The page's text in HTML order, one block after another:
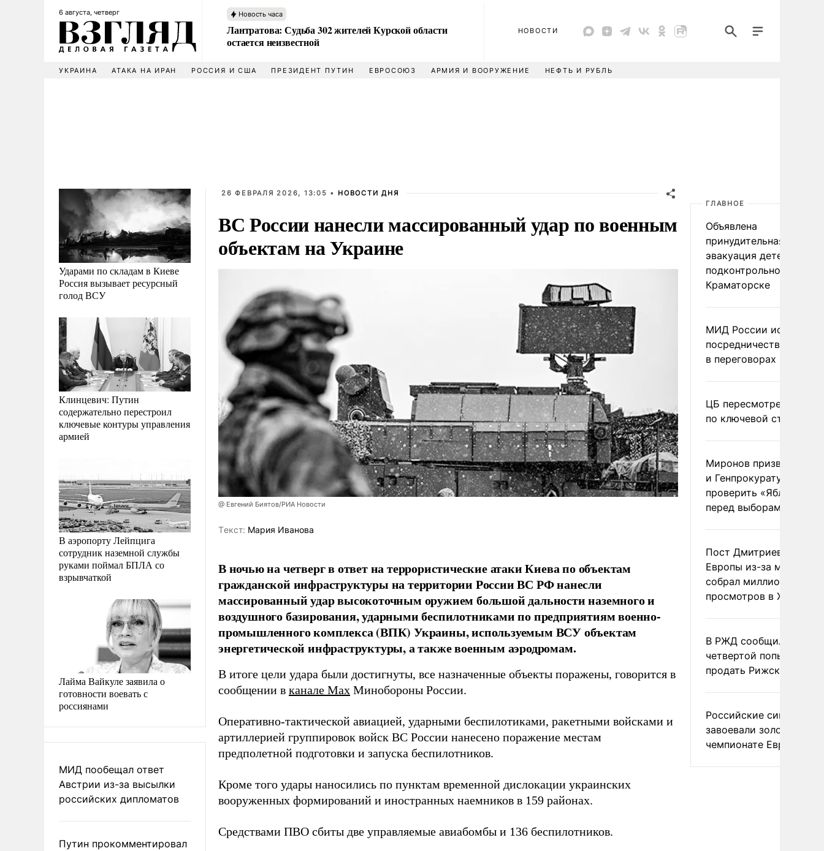
6 августа, четверг Новость часа
Лантратова: Судьба 302 жителей Курской области
остается неизвестной
НОВОСТИ
УКРАИНА АТАКА НА ИРАН РОССИЯ И США ПРЕЗИДЕНТ ПУТИН ЕВРОСОЮЗ АРМИЯ И ВООРУЖЕНИЕ НЕФТЬ И РУБЛЬ
Ударами по складам в Киеве
Россия вызывает ресурсный
голод ВСУ
Клинцевич: Путин
содержательно перестроил
ключевые контуры управления
армией
В аэропорту Лейпцига
сотрудник наземной службы
руками поймал БПЛА со
взрывчаткой
Лайма Вайкуле заявила о
готовности воевать с
россиянами
МИД пообещал ответ
Австрии из-за высылки
российских дипломатов
Путин прокомментировал
26 ФЕВРАЛЯ 2026, 13:05 • НОВОСТИ ДНЯ
ВС России нанесли массированный удар по военным
объектам на Украине
@ Евгений Биятов/РИА Новости
Tекст: Мария Иванова
В ночью на четверг в ответ на террористические атаки Киева по объектам
гражданской инфраструктуры на территории России ВС РФ нанесли
массированный удар высокоточным оружием большой дальности наземного и
воздушного базирования, ударными беспилотниками по предприятиям военно-
промышленного комплекса (ВПК) Украины, используемым ВСУ объектам
энергетической инфраструктуры, а также военным аэродромам.
В итоге цели удара были достигнуты, все назначенные объекты поражены, говорится в
сообщении в канале Max Минобороны России.
Оперативно-тактической авиацией, ударными беспилотиками, ракетными войсками и
артиллерией группировок войск ВС России нанесено поражение местам
предполетной подготовки и запуска беспилотников.
Кроме того удары наносились по пунктам временной дислокации украинских
вооруженных формирований и иностранных наемников в 159 районах.
Средствами ПВО сбиты две управляемые авиабомбы и 136 беспилотников.
ГЛАВНОЕ
Объявлена
принудительная
эвакуация детей в
подконтрольном Киеву
Краматорске
МИД России исключил
посредничество
в переговорах по
ЦБ пересмотрел
по ключевой ставке
Миронов призвал
и Генпрокуратуру
проверить «Яблоко»
перед выборами
Пост Дмитриева о
Европы из-за
собрал миллион
просмотров в X
В РЖД сообщили о
четвертой попытке
продать Рижский
Российские
завоевали золото на
чемпионате Европы